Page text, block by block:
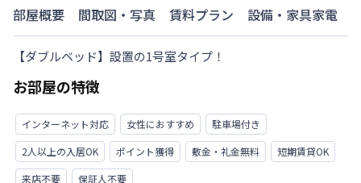
部屋概要 間取図・写真 賃料プラン 設備・家具家電
【ダブルベッド】設置の1号室タイプ！
お部屋の特徴
インターネット対応 女性におすすめ
駐車場付き
2人以上の入居OK
ポイント獲得 敷金・礼金無料
短期賃貸OK
来店不要
保証人不要